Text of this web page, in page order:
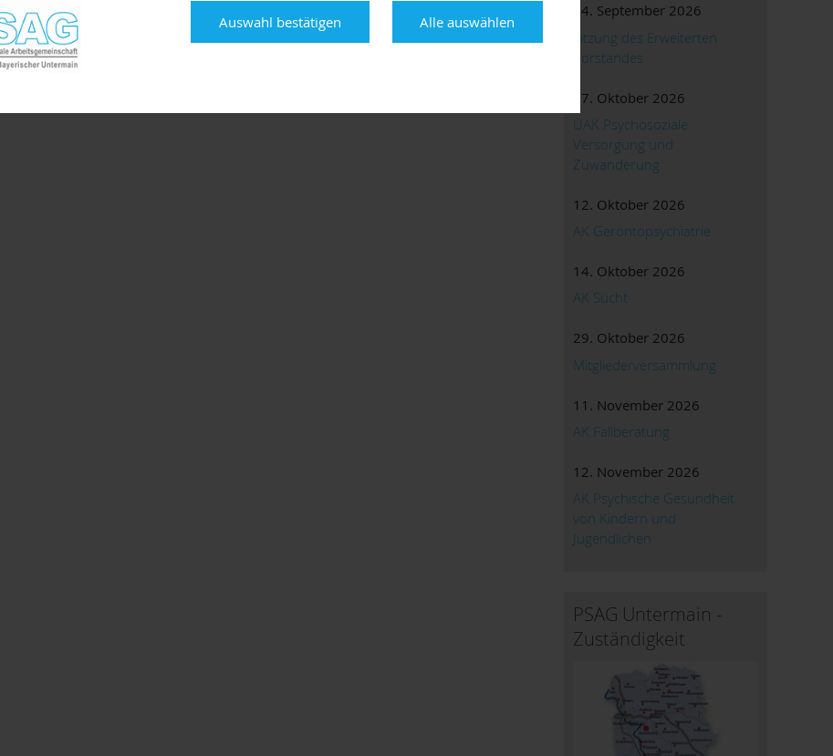
Auswahl bestätigen Alle auswählen
24. September 2026
Sitzung des Erweiterten
Vorstandes
07. Oktober 2026
UAK Psychosoziale
Versorgung und
Zuwanderung
12. Oktober 2026
AK Gerontopsychiatrie
14. Oktober 2026
AK Sucht
29. Oktober 2026
Mitgliederversammlung
11. November 2026
AK Fallberatung
12. November 2026
AK Psychische Gesundheit
von Kindern und
Jugendlichen
PSAG Untermain -
Zuständigkeit